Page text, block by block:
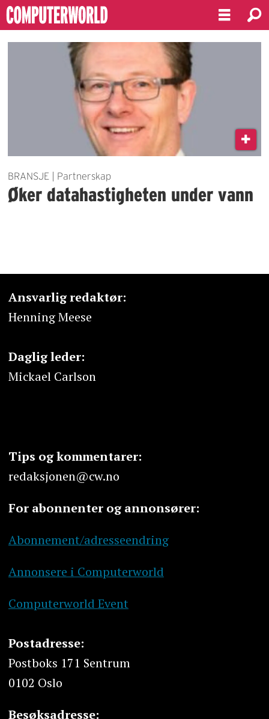
Emne:
gassindustrien
BRANSJE | Partnerskap
Øker datahastigheten under vann
Ansvarlig redaktør:
Henning Meese
Daglig leder:
Mickael Carlson
Tips og kommentarer:
redaksjonen@cw.no
For abonnenter og annonsører:
Abonnement/adresseendring
Annonsere i Computerworld
Computerworld Event
Postadresse:
Postboks 171 Sentrum
0102 Oslo
Besøksadresse: